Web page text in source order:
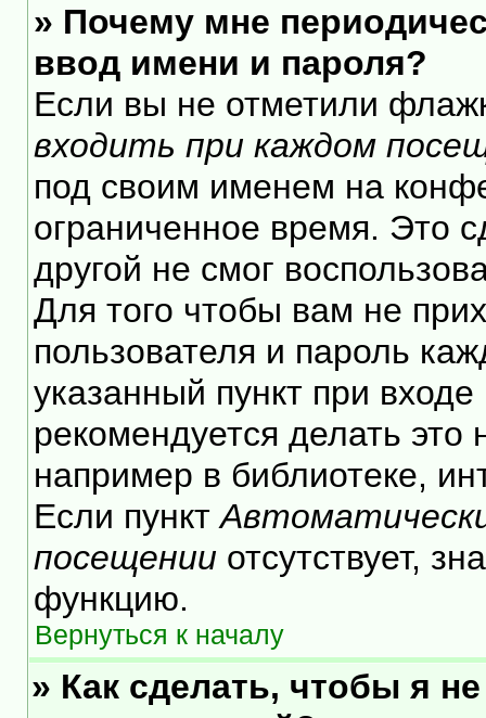
» Почему мне
ввод имени и пароля?
Если вы не отметили
входить при каждом
под своим именем на
ограниченное время. Это
другой не смог
Для того чтобы вам не
пользователя и пароль
указанный пункт при
рекомендуется делать
например в библиотеке,
Если пункт
посещении отсутствует,
функцию.
Вернуться к началу
» Как сделать, чтобы я